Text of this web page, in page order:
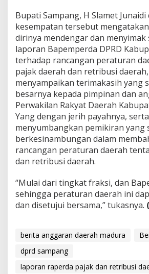
Bupati Sampang, H Slamet Junaidi
kesempatan tersebut
dirinya mendengar dan menyimak
laporan Bapemperda DPRD
terhadap rancangan peraturan
pajak daerah dan retribusi
menyampaikan terimakasih yang
besarnya kepada pimpinan dan
Perwakilan Rakyat Daerah
Yang dengan jerih payahnya, serta
menyumbangkan pemikiran yang
berkesinambungan dalam
rancangan peraturan daerah
dan retribusi daerah.
“Mulai dari tingkat fraksi, dan
sehingga peraturan daerah ini
dan disetujui bersama,” tukasnya.
berita anggaran daerah madura
dprd sampang
laporan raperda pajak dan retribusi